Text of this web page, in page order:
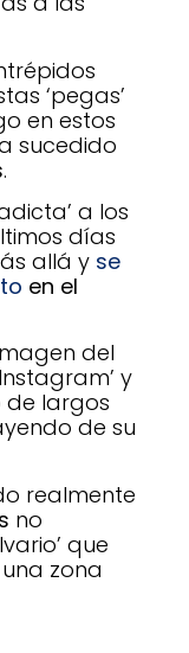
‘pegas’
en estos
sucedido
.
a los
días
allá y se
en el
del
y
de largos
de su
realmente
no
que
zona